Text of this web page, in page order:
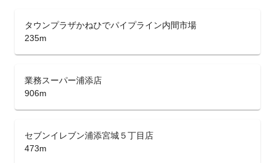
タウンプラザかねひでパイプライン内間市場
235m
業務スーパー浦添店
906m
セブンイレブン浦添宮城５丁目店
473m